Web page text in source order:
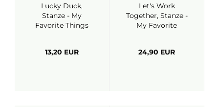
Lucky Duck,
Stanze - My
Favorite Things
13,20 EUR
Let's Work
Together, Stanze -
My Favorite
24,90 EUR